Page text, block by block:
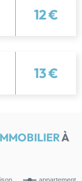
12 €
13 €
À